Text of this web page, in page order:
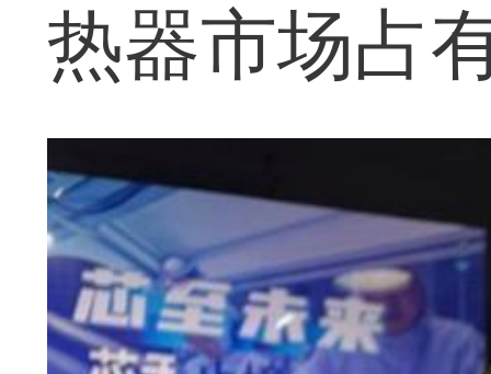
热器市场占